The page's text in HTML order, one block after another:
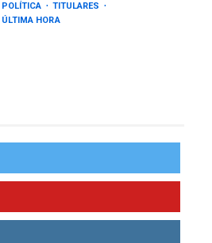
POLÍTICA
TITULARES
ÚLTIMA HORA
regional nos respaldaron
asegura Gustavo Duque